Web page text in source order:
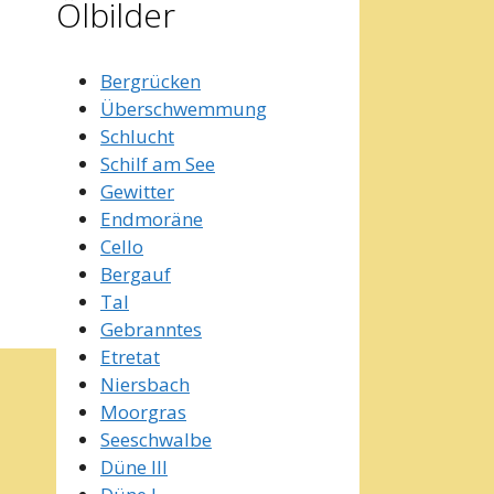
Ölbilder
Bergrücken
Überschwemmung
Schlucht
Schilf am See
Gewitter
Endmoräne
Cello
Bergauf
Tal
Gebranntes
Etretat
Niersbach
Moorgras
Seeschwalbe
Düne III